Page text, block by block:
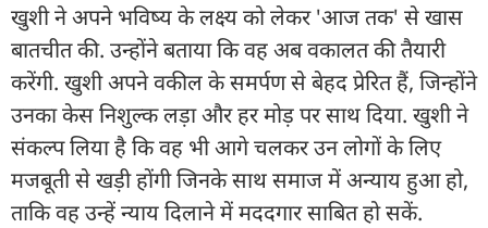
खुशी ने अपने भविष्य के लक्ष्य को लेकर 'आज तक' से खास
बातचीत की. उन्होंने बताया कि वह अब वकालत की तैयारी
करेंगी. खुशी अपने वकील के समर्पण से बेहद प्रेरित हैं, जिन्होंने
उनका केस निशुल्क लड़ा और हर मोड़ पर साथ दिया. खुशी ने
संकल्प लिया है कि वह भी आगे चलकर उन लोगों के लिए
मजबूती से खड़ी होंगी जिनके साथ समाज में अन्याय हुआ हो,
ताकि वह उन्हें न्याय दिलाने में मददगार साबित हो सकें.